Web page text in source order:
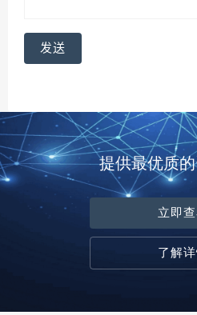
提供最优质
立即
了解